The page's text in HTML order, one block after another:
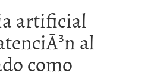
artificial
al
como